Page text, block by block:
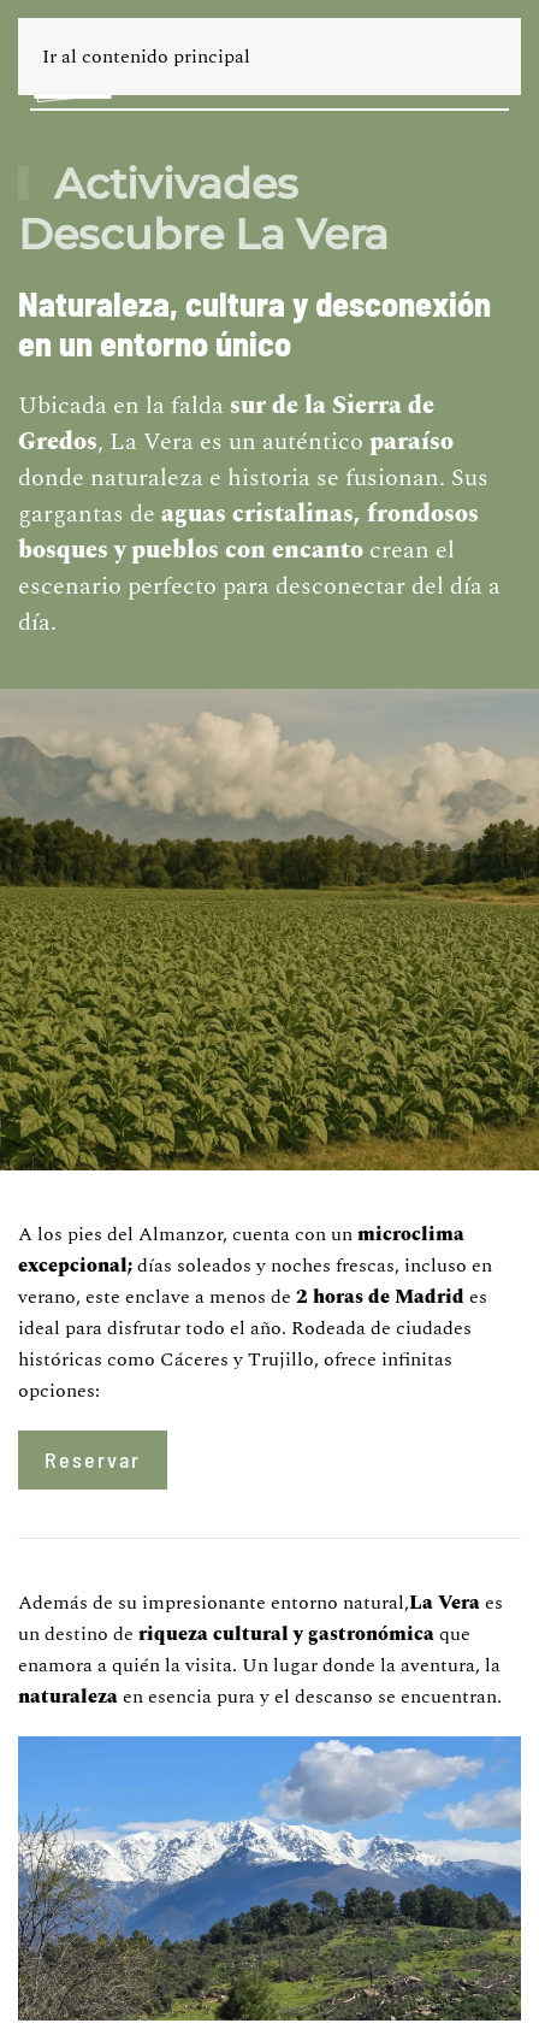
Ir al contenido principal
Activivades
Descubre La Vera
Naturaleza, cultura y desconexión
en un entorno único
Ubicada en la falda sur de la Sierra de
Gredos, La Vera es un auténtico paraíso
donde naturaleza e historia se fusionan. Sus
gargantas de aguas cristalinas, frondosos
bosques y pueblos con encanto crean el
escenario perfecto para desconectar del día a
día.
A los pies del Almanzor, cuenta con unmicroclima
excepcional;días soleados y noches frescas, incluso en
verano, este enclave a menos de 2 horas de Madrides
ideal para disfrutar todo el año. Rodeada de ciudades
históricas como Cáceres y Trujillo, ofrece infinitas
opciones:
Reservar
Además de su impresionante entorno natural,La Veraes
un destino de riqueza cultural y gastronómicaque
enamora a quién la visita. Un lugar donde la aventura, la
naturalezaen esencia pura y el descanso se encuentran.